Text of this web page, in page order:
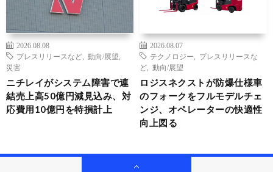
2026.08.08
プレスリリースなど
動向/展望
災害
ニチレイがシステム障害で連
結売上高50億円減見込み、対
応費用10億円を特損計上
2026.08.07
テクノロジー
プレスリリースな
ど
動向/展望
ロジスネクストが防爆仕様車
のフォークをフルモデルチェ
ンジ、オペレーターの快適性
向上図る